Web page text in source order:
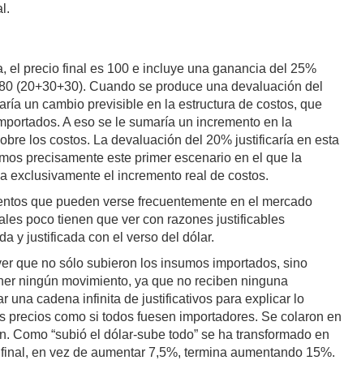
el precio final es 100 e incluye una ganancia del 25%
(20+30+30). Cuando se produce una devaluación del
un cambio previsible en la estructura de costos, que
A eso se le sumaría un incremento en la
los costos. La devaluación del 20% justificaría en esta
precisamente este primer escenario en el que la
exclusivamente el incremento real de costos.
que pueden verse frecuentemente en el mercado
poco tienen que ver con razones justificables
y justificada con el verso del dólar.
que no sólo subieron los insumos importados, sino
ningún movimiento, ya que no reciben ninguna
una cadena infinita de justificativos para explicar lo
como si todos fuesen importadores. Se colaron en
Como “subió el dólar-sube todo” se ha transformado en
en vez de aumentar 7,5%, termina aumentando 15%.